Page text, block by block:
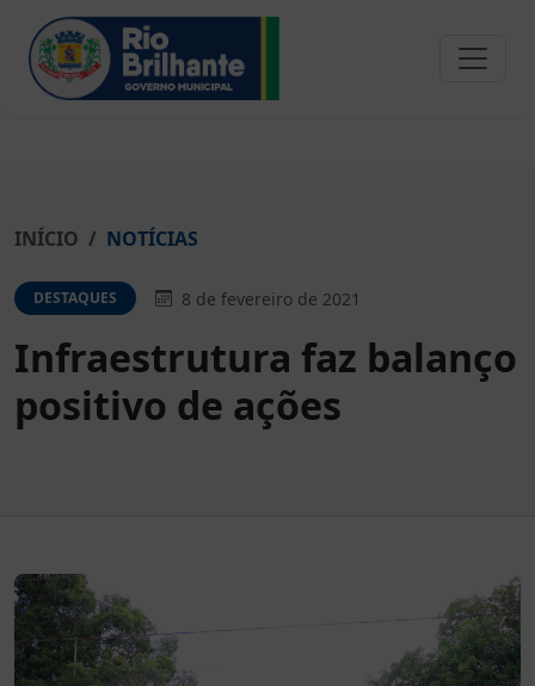
INÍCIO NOTÍCIAS
DESTAQUES 8 de fevereiro de 2021
Infraestrutura faz balanço
positivo de ações